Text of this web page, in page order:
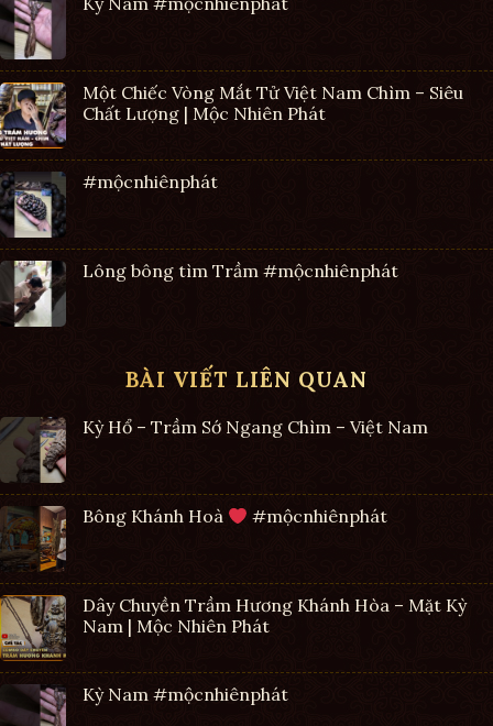
Một Chiếc Vòng Mắt Tử Việt Nam Chìm – Siêu
Chất Lượng | Mộc Nhiên Phát
#mộcnhiênphát
Lông bông tìm Trầm #mộcnhiênphát
BÀI VIẾT LIÊN QUAN
Kỳ Hổ – Trầm Sớ Ngang Chìm – Việt Nam
Bông Khánh Hoà #mộcnhiênphát
Dây Chuyền Trầm Hương Khánh Hòa – Mặt Kỳ
Nam | Mộc Nhiên Phát
Kỳ Nam #mộcnhiênphát